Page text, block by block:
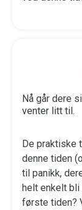
Nå går dere
venter litt til.
De praktiske
denne tiden
til panikk,
helt enkelt bli
første tiden?